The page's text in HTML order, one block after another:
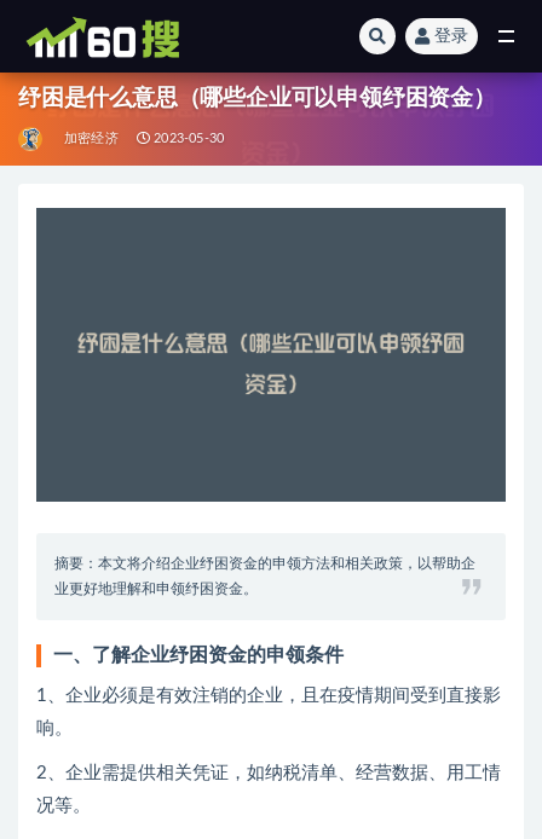
登录
纾困是什么意思（哪些企业可以申领纾困资金）
加密经济 2023-05-30
摘要：本文将介绍企业纾困资金的申领方法和相关政策，以帮助企
业更好地理解和申领纾困资金。
一、了解企业纾困资金的申领条件
1、企业必须是有效注销的企业，且在疫情期间受到直接影
响。
2、企业需提供相关凭证，如纳税清单、经营数据、用工情
况等。